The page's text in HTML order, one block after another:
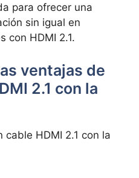
para ofrecer una
sin igual en
con HDMI 2.1.
ventajas de
2.1 con la
HDMI 2.1 con la